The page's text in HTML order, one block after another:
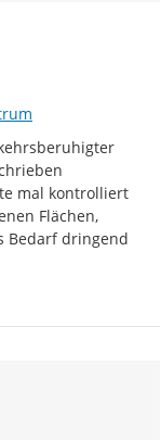
mal kontrolliert
Flächen,
Bedarf dringend